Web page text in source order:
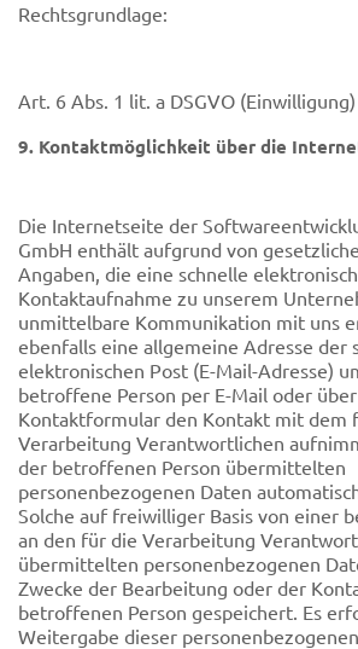
Rechtsgrundlage:
Art. 6 Abs. 1 lit. a DSGVO (Einwilligung)
9. Kontaktmöglichkeit über die
Die Internetseite der
GmbH enthält aufgrund von
Angaben, die eine schnelle
Kontaktaufnahme zu unserem
unmittelbare Kommunikation mit uns
ebenfalls eine allgemeine Adresse der
elektronischen Post (E-Mail-Adresse)
betroffene Person per E-Mail oder
Kontaktformular den Kontakt mit dem
Verarbeitung Verantwortlichen
der betroffenen Person übermittelten
personenbezogenen Daten
Solche auf freiwilliger Basis von einer
an den für die Verarbeitung
übermittelten personenbezogenen
Zwecke der Bearbeitung oder der
betroffenen Person gespeichert. Es
Weitergabe dieser